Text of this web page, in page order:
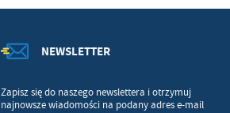
NEWSLETTER
Zapisz się do naszego newslettera i otrzymuj
najnowsze wiadomości na podany adres e-mail